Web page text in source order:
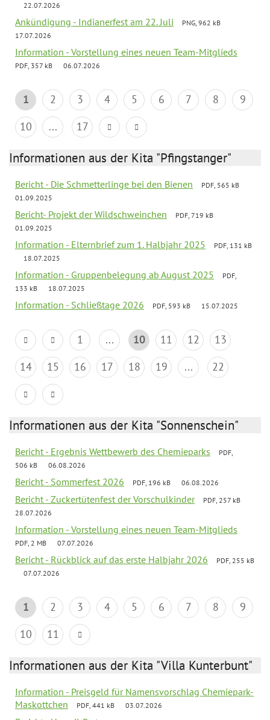
22.07.2026
Ankündigung - Indianerfest am 22. Juli
PNG, 962 kB
17.07.2026
Information - Vorstellung eines neuen Team-Mitglieds
PDF, 357 kB 06.07.2026
1 2 3 4 5 6 7 8
9
10
... 17
Informationen aus der Kita "Pfingstanger"
Bericht - Die Schmetterlinge bei den Bienen
PDF, 565 kB
01.09.2025
Bericht- Projekt der Wildschweinchen
PDF, 719 kB
01.09.2025
Information - Elternbrief zum 1. Halbjahr 2025
PDF, 131 kB
18.07.2025
Information - Gruppenbelegung ab August 2025
PDF,
133 kB
18.07.2025
Information - Schließtage 2026 PDF, 593 kB 15.07.2025
1 ... 10 11 12
13
14
15 16 17 18 19 ... 22
Informationen aus der Kita "Sonnenschein"
Bericht - Ergebnis Wettbewerb des Chemieparks
PDF,
506 kB
06.08.2026
Bericht - Sommerfest 2026 PDF, 196 kB 06.08.2026
Bericht - Zuckertütenfest der Vorschulkinder
PDF, 257 kB
28.07.2026
Information - Vorstellung eines neuen Team-Mitglieds
PDF, 2 MB 07.07.2026
Bericht - Rückblick auf das erste Halbjahr 2026
PDF, 255 kB
07.07.2026
1 2 3 4 5 6 7 8
9
10
11
Informationen aus der Kita "Villa Kunterbunt"
Information - Preisgeld für Namensvorschlag Chemiepark-
Maskottchen
PDF, 441 kB 03.07.2026